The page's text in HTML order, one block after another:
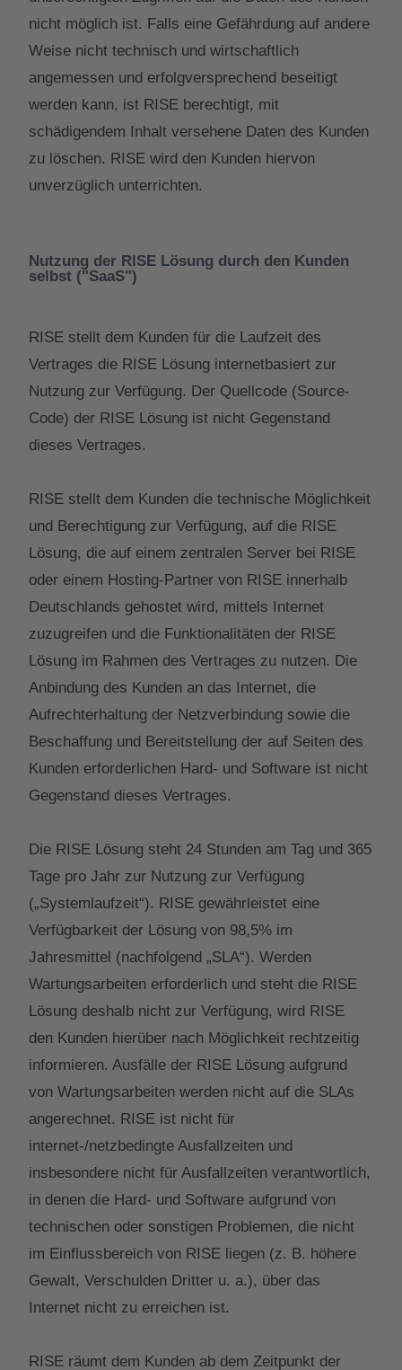
nicht möglich ist. Falls eine Gefährdung auf andere
Weise nicht technisch und wirtschaftlich
angemessen und erfolgversprechend beseitigt
werden kann, ist RISE berechtigt, mit
schädigendem Inhalt versehene Daten des Kunden
zu löschen. RISE wird den Kunden hiervon
unverzüglich unterrichten.
Nutzung der RISE Lösung durch den Kunden
selbst ("SaaS")
RISE stellt dem Kunden für die Laufzeit des
Vertrages die RISE Lösung internetbasiert zur
Nutzung zur Verfügung. Der Quellcode (Source-
Code) der RISE Lösung ist nicht Gegenstand
dieses Vertrages.
RISE stellt dem Kunden die technische Möglichkeit
und Berechtigung zur Verfügung, auf die RISE
Lösung, die auf einem zentralen Server bei RISE
oder einem Hosting-Partner von RISE innerhalb
Deutschlands gehostet wird, mittels Internet
zuzugreifen und die Funktionalitäten der RISE
Lösung im Rahmen des Vertrages zu nutzen. Die
Anbindung des Kunden an das Internet, die
Aufrechterhaltung der Netzverbindung sowie die
Beschaffung und Bereitstellung der auf Seiten des
Kunden erforderlichen Hard- und Software ist nicht
Gegenstand dieses Vertrages.
Die RISE Lösung steht 24 Stunden am Tag und 365
Tage pro Jahr zur Nutzung zur Verfügung
(„Systemlaufzeit“). RISE gewährleistet eine
Verfügbarkeit der Lösung von 98,5% im
Jahresmittel (nachfolgend „SLA“). Werden
Wartungsarbeiten erforderlich und steht die RISE
Lösung deshalb nicht zur Verfügung, wird RISE
den Kunden hierüber nach Möglichkeit rechtzeitig
informieren. Ausfälle der RISE Lösung aufgrund
von Wartungsarbeiten werden nicht auf die SLAs
angerechnet. RISE ist nicht für
internet-/netzbedingte Ausfallzeiten und
insbesondere nicht für Ausfallzeiten verantwortlich,
in denen die Hard- und Software aufgrund von
technischen oder sonstigen Problemen, die nicht
im Einflussbereich von RISE liegen (z. B. höhere
Gewalt, Verschulden Dritter u. a.), über das
Internet nicht zu erreichen ist.
RISE räumt dem Kunden ab dem Zeitpunkt der